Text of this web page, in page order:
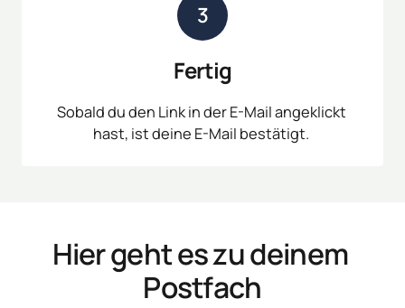
3
Fertig
Sobald du den Link in der E-Mail angeklickt
hast, ist deine E-Mail bestätigt.
Hier geht es zu deinem
Postfach